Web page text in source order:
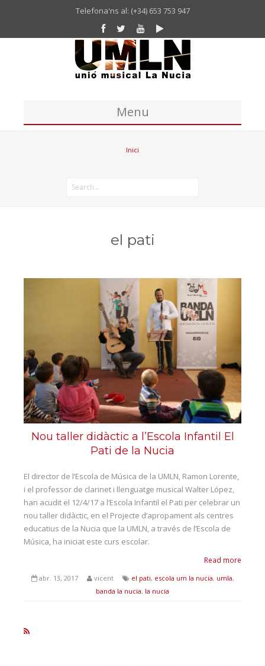
Telefona'ns al: (+34) 653 753 947
Menu
Missatge del president de la UM La Nucia
Historia Unió Musical La Nucia
Director de l'escola
Cap d'estudis escola de música
Professorat
Objectius
Banda Jove
Fes-te soci
Blog
Contacte
Inici
el pati
Nou taller didàctic a l’Escola Infantil El
Pati de la Nucia
El director de l’Escola de Música de la UMLN, Ramon Lorente,
i el professor de clarinet i llenguatge musical Walter López,
han acudit el 12/4/17 a l’Escola Infantil el Pati per celebrar un
nou taller didàctic, en el Projecte d’apropament als centres
educatius de la Nucia que la UMLN, a través de l’Escola de
Música, ha iniciat este curs escolar.
Read more
abr. 13, 2017 vicent el pati, escola um la nucia, umla,
banda la nucia, la nucia